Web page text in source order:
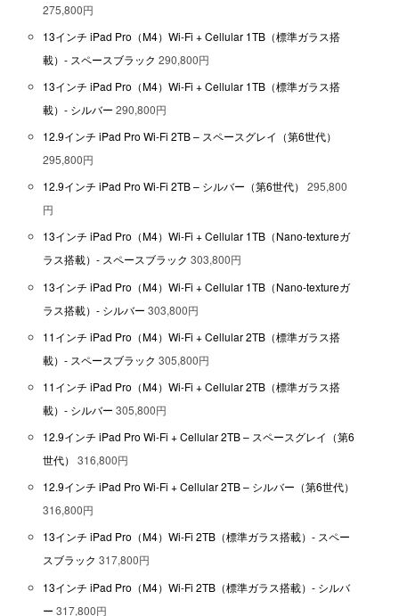
275,800円
13インチ iPad Pro（M4）Wi-Fi + Cellular 1TB（標準ガラス搭
載）- スペースブラック290,800円
13インチ iPad Pro（M4）Wi-Fi + Cellular 1TB（標準ガラス搭
載）- シルバー290,800円
12.9インチ iPad Pro Wi-Fi 2TB – スペースグレイ（第6世代）
295,800円
12.9インチ iPad Pro Wi-Fi 2TB – シルバー（第6世代） 295,800
円
13インチ iPad Pro（M4）Wi-Fi + Cellular 1TB（Nano-textureガ
ラス搭載）- スペースブラック303,800円
13インチ iPad Pro（M4）Wi-Fi + Cellular 1TB（Nano-textureガ
ラス搭載）- シルバー303,800円
11インチ iPad Pro（M4）Wi-Fi + Cellular 2TB（標準ガラス搭
載）- スペースブラック305,800円
11インチ iPad Pro（M4）Wi-Fi + Cellular 2TB（標準ガラス搭
載）- シルバー305,800円
12.9インチ iPad Pro Wi-Fi + Cellular 2TB – スペースグレイ（第6
世代） 316,800円
12.9インチ iPad Pro Wi-Fi + Cellular 2TB – シルバー（第6世代）
316,800円
13インチ iPad Pro（M4）Wi-Fi 2TB（標準ガラス搭載）- スペー
スブラック317,800円
13インチ iPad Pro（M4）Wi-Fi 2TB（標準ガラス搭載）- シルバ
ー317,800円